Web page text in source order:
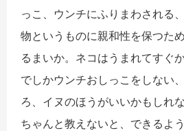
っこ、ウンチにふりまわされる
物というものに親和性を保つた
るまいか。ネコはうまれてすぐ
でしかウンチおしっこをしない
ろ、イヌのほうがいいかもしれ
ちゃんと教えないと、できるよ